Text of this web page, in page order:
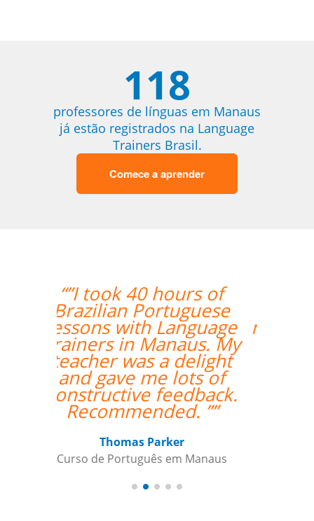
118
professores de línguas em Manaus
já estão registrados na Language
Trainers Brasil.
Comece a aprender
“”Everything is going
amazing! Thanks so
much for your help!””
Nathan Miller
Curso de em Manaus